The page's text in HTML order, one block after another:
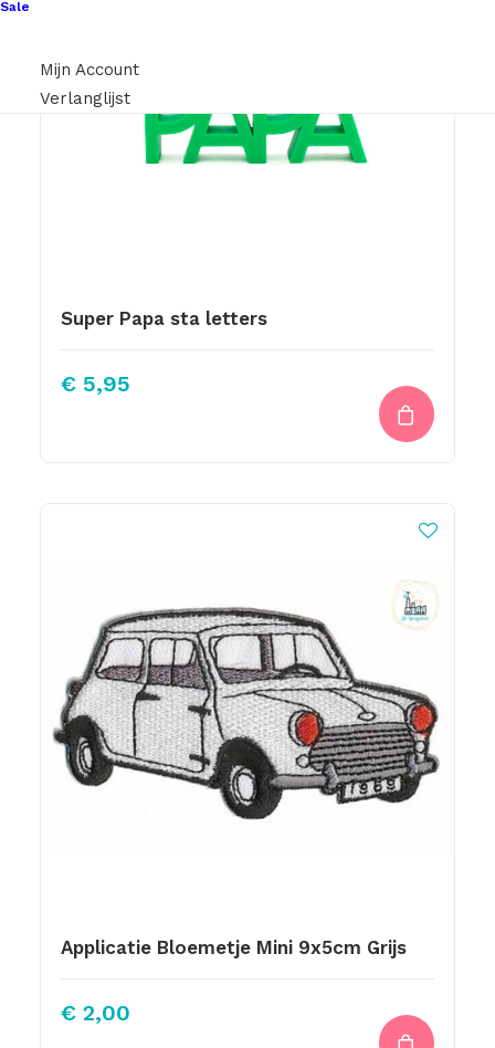
Sale
Mijn Account
Verlanglijst
Super Papa sta letters
€ 5,95
Applicatie Bloemetje Mini 9x5cm Grijs
€ 2,00